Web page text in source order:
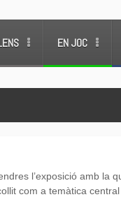
EN JOC
l’exposició amb la
com a temàtica